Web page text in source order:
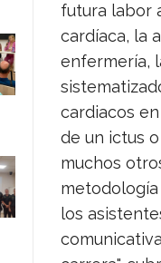
futura labor
cardíaca, la
enfermería,
cardiacos
de un ictus
muchos
los